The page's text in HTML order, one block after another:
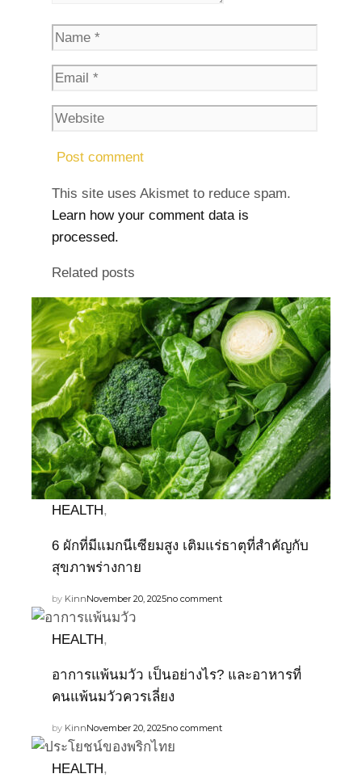
This site uses Akismet to reduce spam.
Learn how your comment data is
processed.
Related posts
HEALTH,
6 ผักที่มีแมกนีเซียมสูง เติมแร่ธาตุที่สำคัญกับ
สุขภาพร่างกาย
by KinnNovember 20, 2025no comment
HEALTH,
อาการแพ้นมวัว เป็นอย่างไร? และอาหารที่
คนแพ้นมวัวควรเลี่ยง
by KinnNovember 20, 2025no comment
HEALTH,